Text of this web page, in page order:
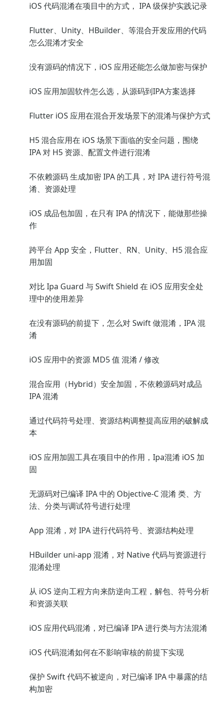
iOS 代码混淆在项目中的方式， IPA 级保护实践记录
Flutter、Unity、HBuilder、等混合开发应用的代码
怎么混淆才安全
没有源码的情况下，iOS 应用还能怎么做加密与保护
iOS 应用加固软件怎么选，从源码到IPA方案选择
Flutter iOS 应用在混合开发场景下的混淆与保护方式
H5 混合应用在 iOS 场景下面临的安全问题，围绕
IPA 对 H5 资源、配置文件进行混淆
不依赖源码 生成加密 IPA 的工具，对 IPA 进行符号混
淆、资源处理
iOS 成品包加固，在只有 IPA 的情况下，能做那些操
作
跨平台 App 安全，Flutter、RN、Unity、H5 混合应
用加固
对比 Ipa Guard 与 Swift Shield 在 iOS 应用安全处
理中的使用差异
在没有源码的前提下，怎么对 Swift 做混淆，IPA 混
淆
iOS 应用中的资源 MD5 值 混淆 / 修改
混合应用（Hybrid）安全加固，不依赖源码对成品
IPA 混淆
通过代码符号处理、资源结构调整提高应用的破解成
本
iOS 应用加固工具在项目中的作用，Ipa混淆 iOS 加
固
无源码对已编译 IPA 中的 Objective-C 混淆 类、方
法、分类与调试符号进行处理
App 混淆，对 IPA 进行代码符号、资源结构处理
HBuilder uni-app 混淆，对 Native 代码与资源进行
混淆处理
从 iOS 逆向工程方向来防逆向工程，解包、符号分析
和资源关联
iOS 应用代码混淆，对已编译 IPA 进行类与方法混淆
iOS 代码混淆如何在不影响审核的前提下实现
保护 Swift 代码不被逆向，对已编译 IPA 中暴露的结
构加密